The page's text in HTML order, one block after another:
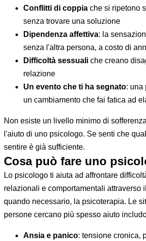
Conflitti di coppia che si ripetono
senza trovare una soluzione
Dipendenza affettiva: la
senza l'altra persona, a costo di
Difficoltà sessuali che creano
relazione
Un evento che ti ha segnato: una
un cambiamento che fai fatica ad
Non esiste un livello minimo di
l'aiuto di uno psicologo. Se senti che
sentire è già sufficiente.
Cosa può fare uno
Lo psicologo ti aiuta ad affrontare
relazionali e comportamentali attraverso
quando necessario, la psicoterapia. Le
persone cercano più spesso aiuto
Ansia e panico: tensione cronica,